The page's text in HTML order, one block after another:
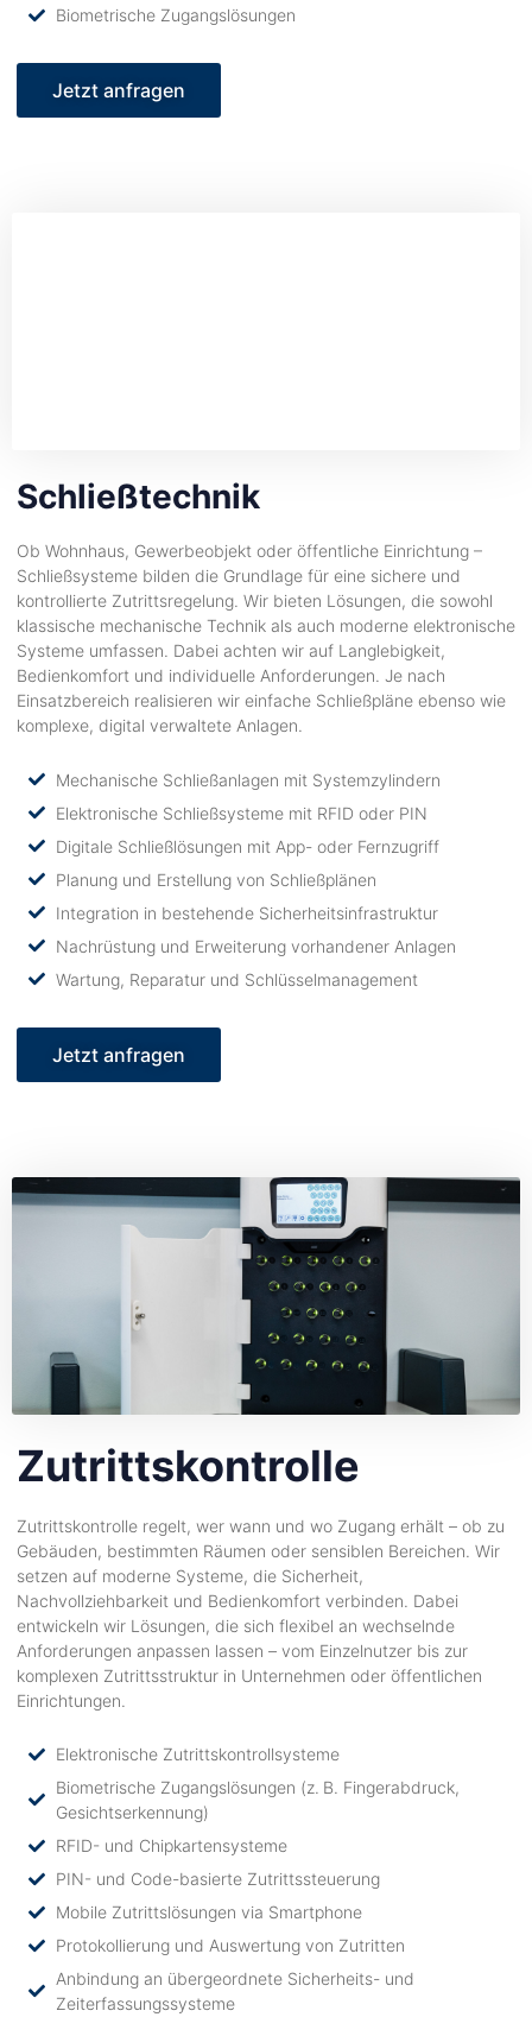
Biometrische Zugangslösungen
Jetzt anfragen
Schließtechnik
Ob Wohnhaus, Gewerbeobjekt oder öffentliche Einrichtung –
Schließsysteme bilden die Grundlage für eine sichere und
kontrollierte Zutrittsregelung. Wir bieten Lösungen, die sowohl
klassische mechanische Technik als auch moderne elektronische
Systeme umfassen. Dabei achten wir auf Langlebigkeit,
Bedienkomfort und individuelle Anforderungen. Je nach
Einsatzbereich realisieren wir einfache Schließpläne ebenso wie
komplexe, digital verwaltete Anlagen.
Mechanische Schließanlagen mit Systemzylindern
Elektronische Schließsysteme mit RFID oder PIN
Digitale Schließlösungen mit App- oder Fernzugriff
Planung und Erstellung von Schließplänen
Integration in bestehende Sicherheitsinfrastruktur
Nachrüstung und Erweiterung vorhandener Anlagen
Wartung, Reparatur und Schlüsselmanagement
Jetzt anfragen
Zutrittskontrolle
Zutrittskontrolle regelt, wer wann und wo Zugang erhält – ob zu
Gebäuden, bestimmten Räumen oder sensiblen Bereichen. Wir
setzen auf moderne Systeme, die Sicherheit,
Nachvollziehbarkeit und Bedienkomfort verbinden. Dabei
entwickeln wir Lösungen, die sich flexibel an wechselnde
Anforderungen anpassen lassen – vom Einzelnutzer bis zur
komplexen Zutrittsstruktur in Unternehmen oder öffentlichen
Einrichtungen.
Elektronische Zutrittskontrollsysteme
Biometrische Zugangslösungen (z. B. Fingerabdruck,
Gesichtserkennung)
RFID- und Chipkartensysteme
PIN- und Code-basierte Zutrittssteuerung
Mobile Zutrittslösungen via Smartphone
Protokollierung und Auswertung von Zutritten
Anbindung an übergeordnete Sicherheits- und
Zeiterfassungssysteme